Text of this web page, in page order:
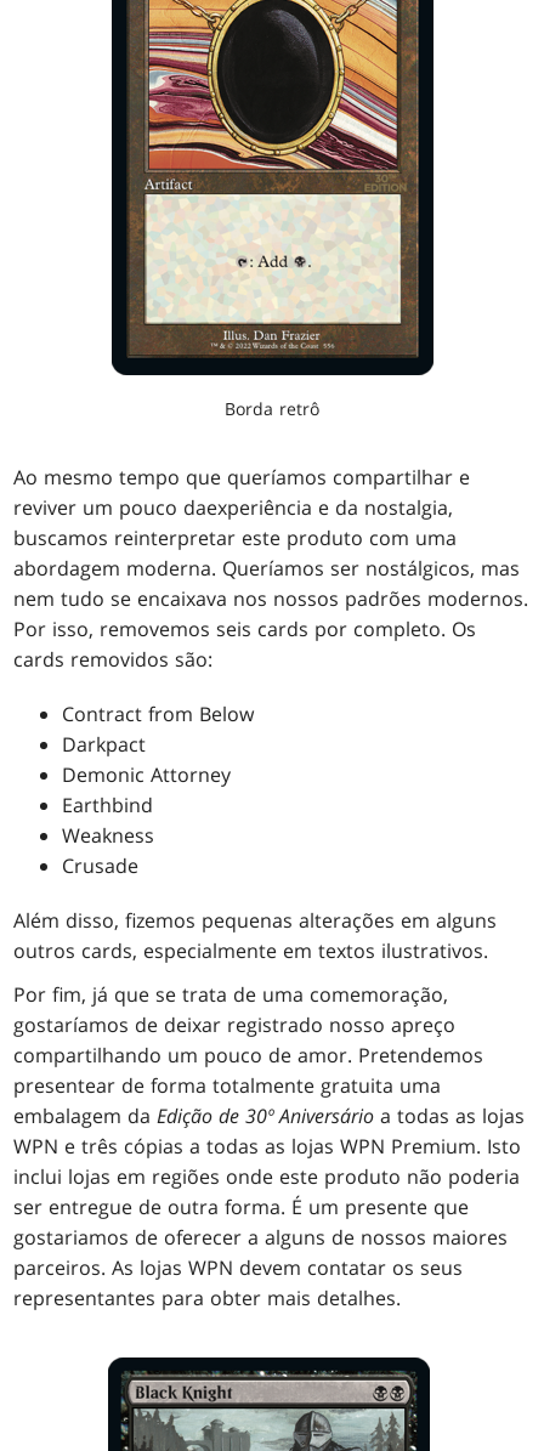
Borda retrô
Ao mesmo tempo que queríamos compartilhar e
reviver um pouco daexperiência e da nostalgia,
buscamos reinterpretar este produto com uma
abordagem moderna. Queríamos ser nostálgicos, mas
nem tudo se encaixava nos nossos padrões modernos.
Por isso, removemos seis cards por completo. Os
cards removidos são:
Contract from Below
Darkpact
Demonic Attorney
Earthbind
Weakness
Crusade
Além disso, fizemos pequenas alterações em alguns
outros cards, especialmente em textos ilustrativos.
Por fim, já que se trata de uma comemoração,
gostaríamos de deixar registrado nosso apreço
compartilhando um pouco de amor. Pretendemos
presentear de forma totalmente gratuita uma
embalagem da Edição de 30º Aniversárioa todas as lojas
WPN e três cópias a todas as lojas WPN Premium. Isto
inclui lojas em regiões onde este produto não poderia
ser entregue de outra forma. É um presente que
gostariamos de oferecer a alguns de nossos maiores
parceiros. As lojas WPN devem contatar os seus
representantes para obter mais detalhes.